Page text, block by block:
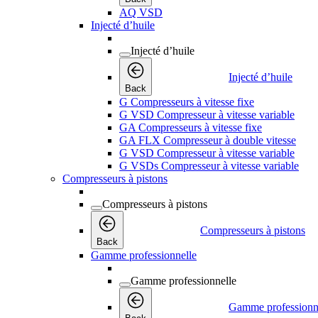
AQ VSD
Injecté d’huile
Injecté d’huile
Back
Injecté d’huile
G Compresseurs à vitesse fixe
G VSD Compresseur à vitesse variable
GA Compresseurs à vitesse fixe
GA FLX Compresseur à double vitesse
G VSD Compresseur à vitesse variable
G VSDs Compresseur à vitesse variable
Compresseurs à pistons
Compresseurs à pistons
Back
Compresseurs à pistons
Gamme professionnelle
Gamme professionnelle
Gamme